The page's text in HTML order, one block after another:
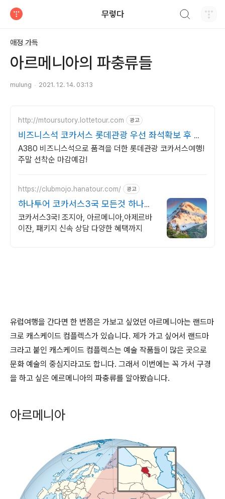
무렇다
애정 가득
아르메니아의 파충류들
mulung 2021. 12. 14. 03:13
http://mtoursutory.lottetour.com 광고
비즈니스석 코카서스 롯데관광 우선 좌석확보 후 결
정하세요
A380 비즈니스석으로 품격을 더한 롯데관광 코카서스여행!
주말 선착순 마감예감!
https://clubmojo.hanatour.com/ 광고
하나투어 코카서스3국 모든것 하나투
어 공식인증 예약센터
코카서스3국! 조지아, 아르메니아,아제르바
이잔, 패키지 신속 상담 다양한 혜택까지
유럽여행을 간다면 한 번쯤은 가보고 싶었던 아르메니아는 랜드마
크로 캐스케이드 컴플렉스가 있습니다. 제가 가고 싶어서 랜드마
크라고 붙인 캐스케이드 컴플렉스는 예술 작품들이 많은 곳으로
문화 예술의 중심지라고도 합니다. 그래서 이번에는 꼭 가서 구경
을 하고 싶은 에르메니아의 파충류를 알아봤습니다.
아르메니아